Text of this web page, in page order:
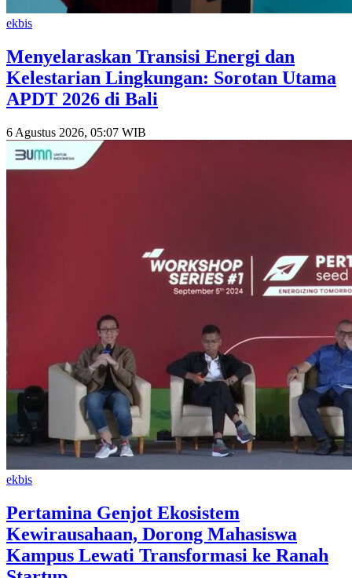
ekbis
Menyelaraskan Transisi Energi dan
Kelestarian Lingkungan: Sorotan Utama
APDT 2026 di Bali
6 Agustus 2026, 05:07 WIB
ekbis
Pertamina Genjot Ekosistem
Kewirausahaan, Dorong Mahasiswa
Kampus Lewati Transformasi ke Ranah